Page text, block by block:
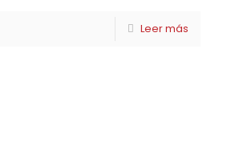
Leer más